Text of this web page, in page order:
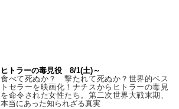
ヒトラーの毒見役 8/1(土)～
食べて死ぬか？ 撃たれて死ぬか？世界的ベス
トセラーを映画化！ナチスからヒトラーの毒見
を命令された女性たち。第二次世界大戦末期、
本当にあった知られざる真実